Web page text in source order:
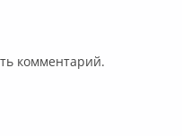
комментарий.